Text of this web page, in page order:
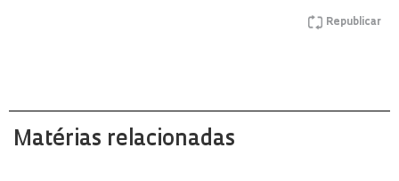
Republicar